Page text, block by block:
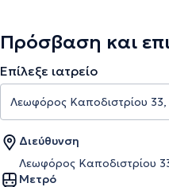
Πρόσβαση και
Επίλεξε ιατρείο
Διεύθυνση
Λεωφόρος Καποδιστρίου
Μετρό